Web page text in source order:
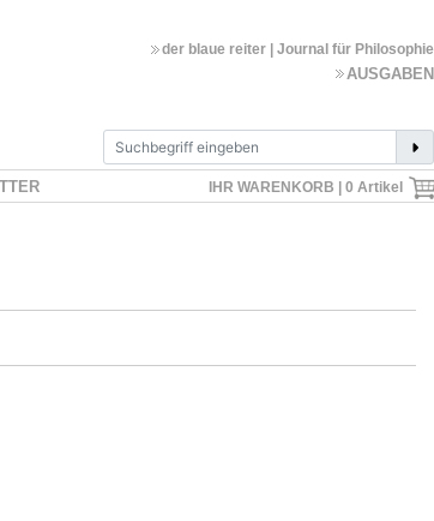
IHR WARENKORB | 0 Artikel
der blaue reiter | Journal für Philosophie
AUSGABEN